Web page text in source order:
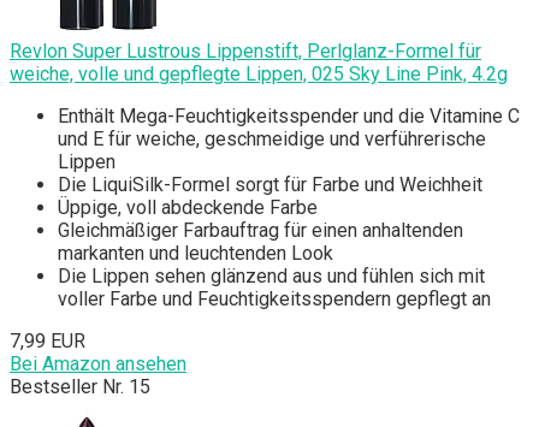
Revlon Super Lustrous Lippenstift, Perlglanz-Formel für
weiche, volle und gepflegte Lippen, 025 Sky Line Pink, 4.2g
Enthält Mega-Feuchtigkeitsspender und die Vitamine C
und E für weiche, geschmeidige und verführerische
Lippen
Die LiquiSilk-Formel sorgt für Farbe und Weichheit
Üppige, voll abdeckende Farbe
Gleichmäßiger Farbauftrag für einen anhaltenden
markanten und leuchtenden Look
Die Lippen sehen glänzend aus und fühlen sich mit
voller Farbe und Feuchtigkeitsspendern gepflegt an
7,99 EUR
Bei Amazon ansehen
Bestseller Nr. 15